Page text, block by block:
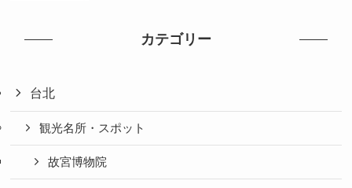
カテゴリー
台北
観光名所・スポット
故宮博物院